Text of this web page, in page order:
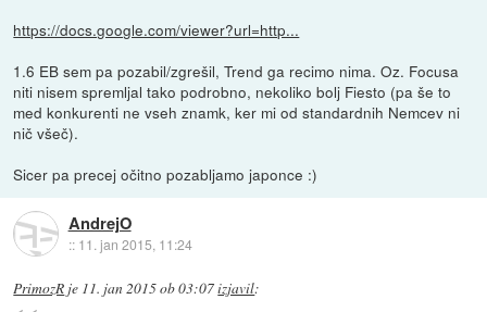
https://docs.google.com/viewer?url=http...
1.6 EB sem pa pozabil/zgrešil, Trend ga recimo nima. Oz. Focusa
niti nisem spremljal tako podrobno, nekoliko bolj Fiesto (pa še to
med konkurenti ne vseh znamk, ker mi od standardnih Nemcev ni
nič všeč).
Sicer pa precej očitno pozabljamo japonce :)
AndrejO
:: 11. jan 2015, 11:24
PrimozR je 11. jan 2015 ob 03:07izjavil: